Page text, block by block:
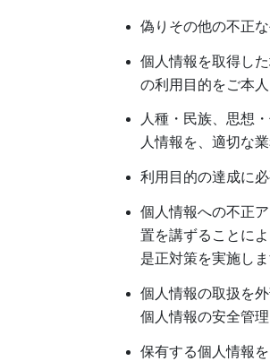
偽りその他の不正
個人情報を取得し
の利用目的をご本
人種・民族、思想
人情報を、適切な
利用目的の達成に
個人情報への不正
置を講ずることに
是正対策を実施しま
個人情報の取扱を
個人情報の安全管
保有する個人情報